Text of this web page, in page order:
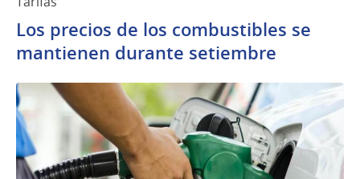
Los precios de los combustibles se
mantienen durante setiembre